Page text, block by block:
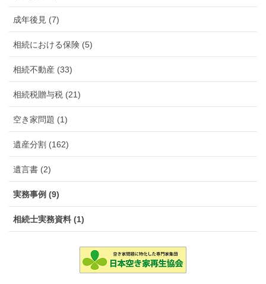
成年後見 (7)
相続における保険 (5)
相続不動産 (33)
相続税贈与税 (21)
空き家問題 (1)
遺産分割 (162)
遺言書 (2)
実務事例 (9)
相続士実務資料 (1)